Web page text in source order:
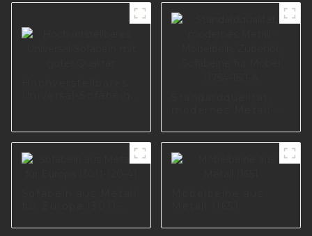
Zubehör, Sofabeine
für Möbel I1754-150-
A